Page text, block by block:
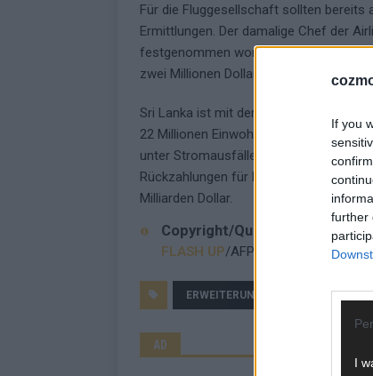
If you
further
I
Für die Fluggesellschaft sollten bereits
Ermittlungen. Der damalige Chef der
festgenommen worden, nachdem
zwei Millionen Dollar
Sri Lanka ist mit der schwersten
22 Millionen Einwohner leiden unter
unter Stromausfällen und einer
Rückzahlungen für Kredite im Ausland
Milliarden Dollar.
Copyright/Quelle
FLASH UP/AFP
ERWEITERUNG FLASH UP
AD